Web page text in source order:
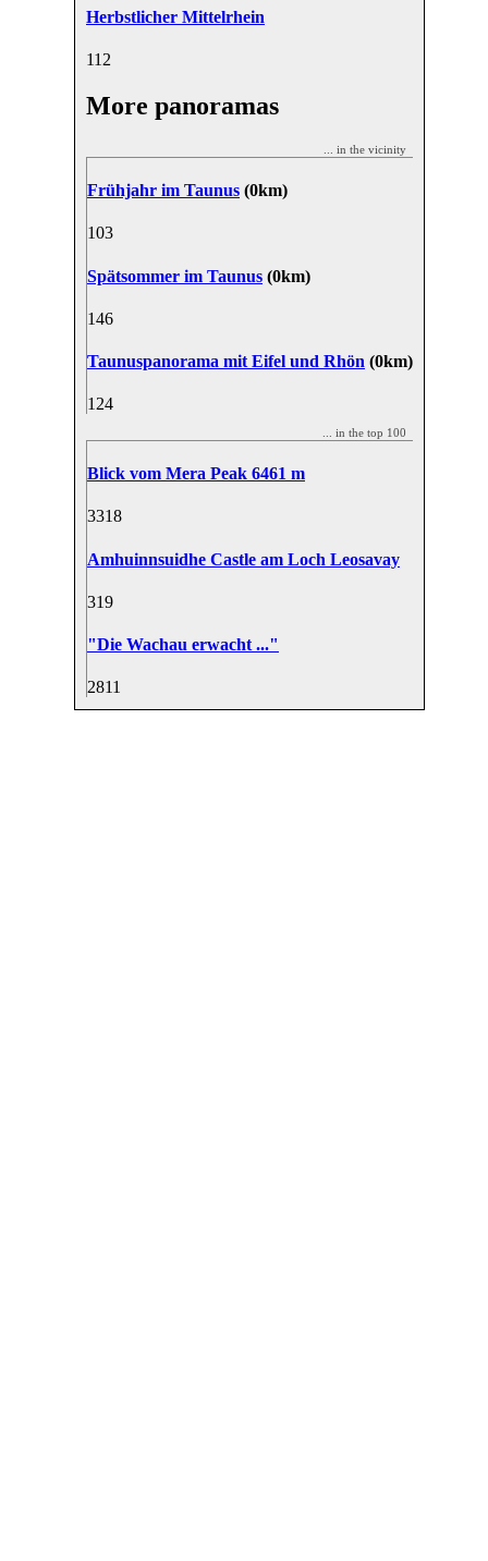
Herbstlicher Mittelrhein
11 2
More panoramas
... in the vicinity
Frühjahr im Taunus (0km)
103
Spätsommer im Taunus (0km)
146
Taunuspanorama mit Eifel und Rhön (0km)
124
... in the top 100
Blick vom Mera Peak 6461 m
3318
Amhuinnsuidhe Castle am Loch Leosavay
319
"Die Wachau erwacht ..."
2811